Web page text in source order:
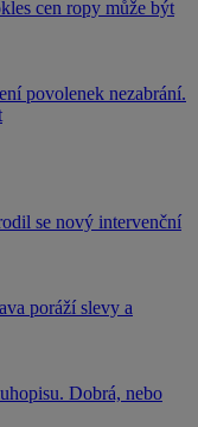
cen ropy může být
povolenek nezabrání.
se nový intervenční
poráží slevy a
Dobrá, nebo